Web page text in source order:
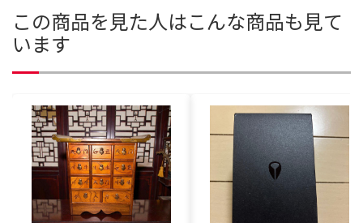
この商品を見た人はこんな商品も見て
います